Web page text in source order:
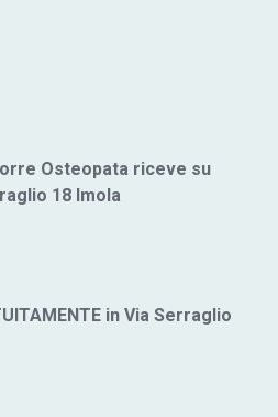
Osteopata riceve su
18 Imola
in Via Serraglio